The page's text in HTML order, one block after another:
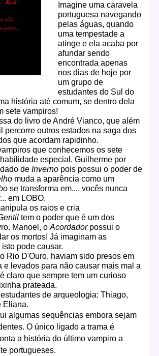
Imagine uma caravela
portuguesa navegando
pelas águas, quando
uma tempestade a
atinge e ela acaba por
afundar sendo
encontrada apenas
nos dias de hoje por
um grupo de
estudantes do Sul do
história até comum, se dentro dela
sete vampiros!
do livro de André Vianco, que além
percorre outros estados na saga dos
que acordam rapidinho.
que conhecemos os sete
especial. Guilherme por
deInvernopois possui o poder de
muda a aparência como um
se transforma em.... vocês nunca
em LOBO.
os raios e cria
tem o poder que é um dos
Manoel, o Acordadorpossui o
os mortos! Já imaginam as
pode causar.
Rio D'Ouro, haviam sido presos em
e levados para não causar mais mal a
claro que sempre tem um curioso
prateada.
de arqueologia: Thiago,
Eliana.
algumas sequências embora sejam
O único ligado a trama é
a história do último vampiro a
portugueses.